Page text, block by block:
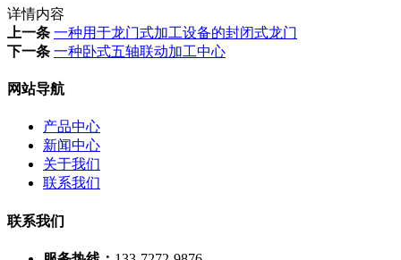
详情内容
上一条 一种用于龙门式加工设备的封闭式龙门
下一条 一种卧式五轴联动加工中心
网站导航
产品中心
新闻中心
关于我们
联系我们
联系我们